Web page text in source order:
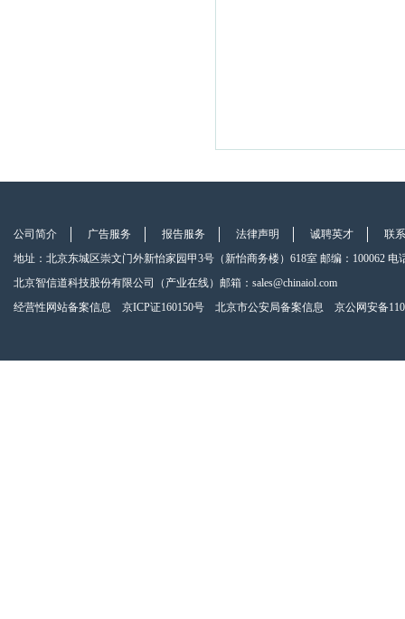
公司简介 广告服务 报告服务 法律声明 诚聘英才
联
地址：北京东城区崇文门外新怡家园甲3号（新怡商务楼）618室 邮编：100062 电
北京智信道科技股份有限公司（产业在线）邮箱：sales@chinaiol.com
经营性网站备案信息 京ICP证160150号 北京市公安局备案信息 京公网安备